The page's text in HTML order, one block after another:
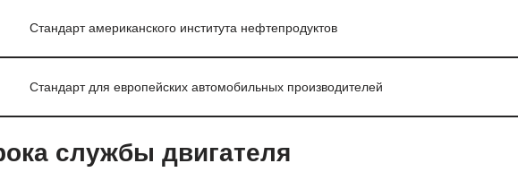
Стандарт американского института нефтепродуктов
Стандарт для европейских автомобильных производителей
службы двигателя